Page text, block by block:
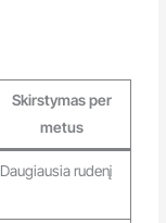
Skirstymas per
metus
Daugiausia rudenį